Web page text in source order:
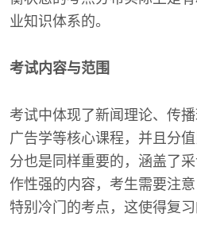
业知识体系的。
考试内容与范围
考试中体现了新闻理论、传
广告学等核心课程，并且分
分也是同样重要的，涵盖了
作性强的内容，考生需要注
特别冷门的考点，这使得复习